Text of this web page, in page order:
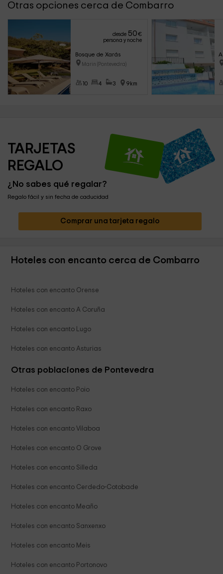
Otras opciones cerca de Combarro
desde 50€
persona y noche
Bosque de Xarás
Marin (Pontevedra)
10 4 3 9km
TARJETAS
REGALO
¿No sabes qué regalar?
Regalo fácil y sin fecha de caducidad
Comprar una tarjeta regalo
Hoteles con encanto cerca de Combarro
Hoteles con encanto Orense
Hoteles con encanto A Coruña
Hoteles con encanto Lugo
Hoteles con encanto Asturias
Otras poblaciones de Pontevedra
Hoteles con encanto Poio
Hoteles con encanto Raxo
Hoteles con encanto Vilaboa
Hoteles con encanto O Grove
Hoteles con encanto Silleda
Hoteles con encanto Cerdedo-Cotobade
Hoteles con encanto Meaño
Hoteles con encanto Sanxenxo
Hoteles con encanto Meis
Hoteles con encanto Portonovo